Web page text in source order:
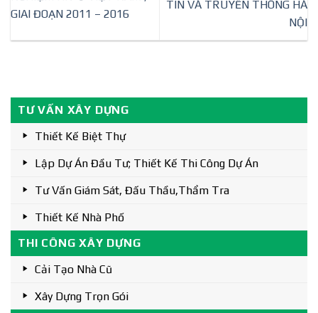
GIAI ĐOẠN 2011 – 2016
TIN VÀ TRUYỀN THÔNG HÀ
NỘI
TƯ VẤN XÂY DỰNG
Thiết Kế Biệt Thự
Lập Dự Án Đầu Tư; Thiết Kế Thi Công Dự Án
Tư Vấn Giám Sát, Đấu Thầu,thẩm Tra
Thiết Kế Nhà Phố
THI CÔNG XÂY DỰNG
Cải Tạo Nhà Cũ
Xây Dựng Trọn Gói